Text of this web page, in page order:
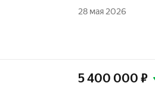
28 мая 2026
5 400 000 ₽